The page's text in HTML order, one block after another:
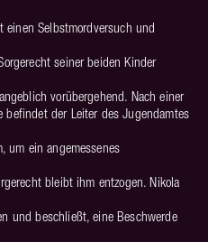
Selbstmordversuch und
seiner beiden Kinder
vorübergehend. Nach einer
befindet der Leiter des Jugendamtes
um ein angemessenes
bleibt ihm entzogen. Nikola
und beschließt, eine Beschwerde